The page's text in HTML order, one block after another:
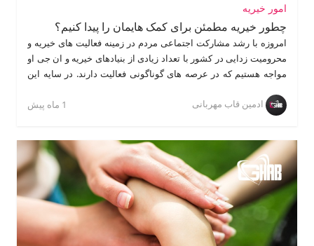
امور خیریه
چطور خیریه مطمئن برای کمک هایمان را پیدا کنیم؟
امروزه با رشد مشارکت اجتماعی مردم در زمینه فعالیت های خیریه و
محرومیت زدایی در کشور با تعداد زیادی از بنیادهای خیریه و ان جی او
مواجه هستیم که در عرصه های گوناگونی فعالیت دارند. در سایه این
از نیت خیر مردم را دارند نیز با افزایش چشمگیری رو به رو بوده است.
بنابراین اغلب افرادی که خیریه معتبری را برای اهدای کمک های خود
بسپارند تا از رسیدن آن به دست محرومان اطمینان یابند؟ در این مقاله
به بیان نکاتی میپردازیم که سبب می شود خیریه های واقعی و کمک
رسان را از گروه های کلاهبرداری تشخیص دهید و با اطمینان خاطر
کمک های خود را برای رسیدن به افراد محروم و نیازمند به دست ان
جی او مطمئن بسپارید.
ادمین قاب مهربانی 1 ماه پیش